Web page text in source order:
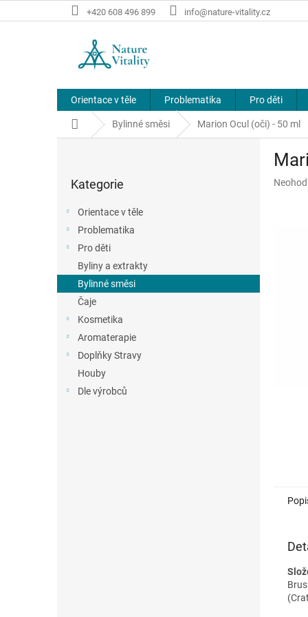
na
+420 608 496 899 info@nature-vitality.cz
Orientace v těle Problematika Pro děti
Domů Bylinné směsi Marion Ocul (oči) - 50 ml
a
kategorie
Kategorie
Orientace v těle
Problematika
Pro děti
Byliny a extrakty
Bylinné směsi
Čaje
Kosmetika
Aromaterapie
Doplňky Stravy
Houby
Dle výrobců